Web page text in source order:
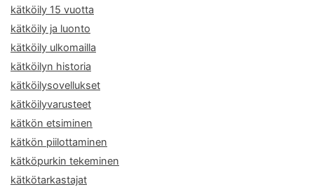
kätköily 15 vuotta
kätköily ja luonto
kätköily ulkomailla
kätköilyn historia
kätköilysovellukset
kätköilyvarusteet
kätkön etsiminen
kätkön piilottaminen
kätköpurkin tekeminen
kätkötarkastajat